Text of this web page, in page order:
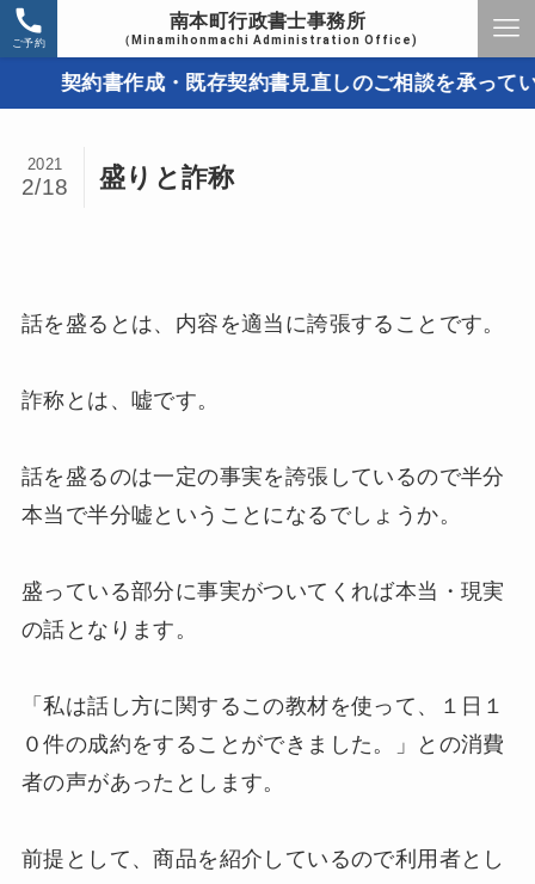
南本町行政書士事務所
（Minamihonmachi Administration Office)
ご予約
契約書作成・既存契約書見直しのご相談を承っていま
盛りと詐称
2021
2/18
話を盛るとは、内容を適当に誇張することです。
詐称とは、嘘です。
話を盛るのは一定の事実を誇張しているので半分
本当で半分嘘ということになるでしょうか。
盛っている部分に事実がついてくれば本当・現実
の話となります。
「私は話し方に関するこの教材を使って、１日１
０件の成約をすることができました。」との消費
者の声があったとします。
前提として、商品を紹介しているので利用者とし